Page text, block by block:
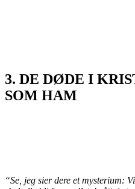
3. DE DØDE I
SOM HAM
“Se, jeg sier dere et mysterium: